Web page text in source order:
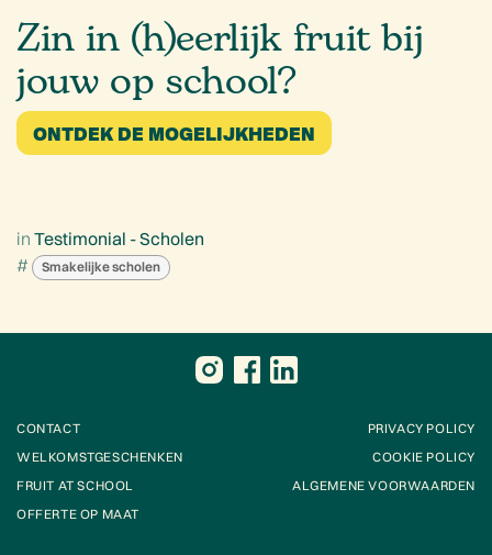
Zin in (h)eerlijk fruit bij
jouw op school?
ONTDEK DE MOGELIJKHEDEN
in Testimonial - Scholen
#
Smakelijke scholen
CONTACT
WELKOMSTGESCHENKEN
FRUIT AT SCHOOL
OFFERTE OP MAAT
PRIVACY POLICY
COOKIE POLICY
ALGEMENE VOORWAARDEN